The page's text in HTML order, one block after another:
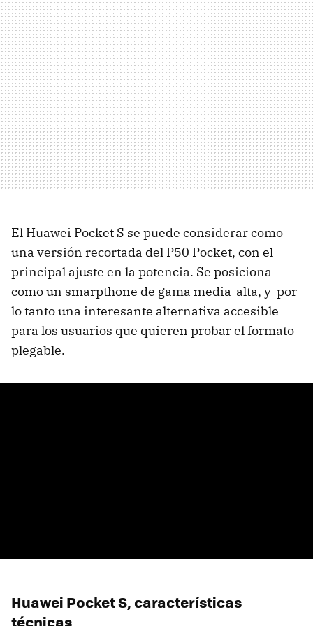
El Huawei Pocket S se puede considerar como
una versión recortada del P50 Pocket, con el
principal ajuste en la potencia. Se posiciona
como un smarpthone de gama media-alta, y por
lo tanto una interesante alternativa accesible
para los usuarios que quieren probar el formato
plegable.
Huawei Pocket S, características
técnicas